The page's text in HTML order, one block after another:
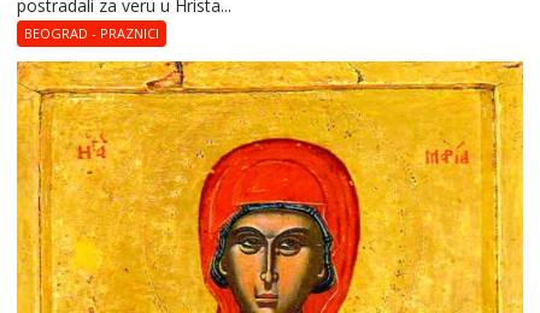
postradali za veru u Hrista...
BEOGRAD - PRAZNICI